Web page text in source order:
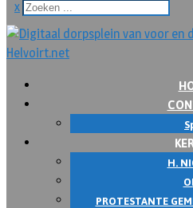
x
H.
PROTESTANTE